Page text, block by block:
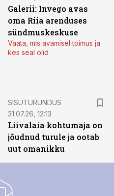
Galerii: Invego avas
oma Riia arenduses
sündmuskeskuse
Vaata, mis avamisel toimus ja
kes seal olid
SISUTURUNDUS
31.07.26, 12:13
Liivalaia kohtumaja on
jõudnud turule ja ootab
uut omanikku